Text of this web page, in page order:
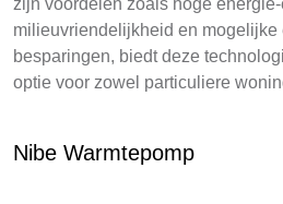
zijn voordelen zoals hoge
milieuvriendelijkheid en mogelijke
besparingen, biedt deze
optie voor zowel particuliere
Nibe Warmtepomp